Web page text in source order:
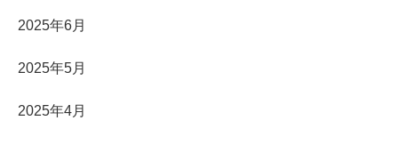
2025年6月
2025年5月
2025年4月